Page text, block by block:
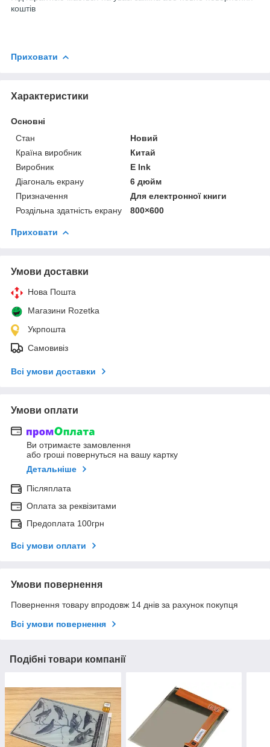
коштів
Приховати
Характеристики
Основні
Стан
Новий
Країна виробник
Китай
Виробник
E Ink
Діагональ екрану
6 дюйм
Призначення
Для електронної книги
Роздільна здатність екрану
800×600
Приховати
Умови доставки
Нова Пошта
Магазини Rozetka
Укрпошта
Самовивіз
Всі умови доставки
Умови оплати
Ви отримаєте замовлення
або гроші повернуться на вашу картку
Детальніше
Післяплата
Оплата за реквізитами
Предоплата 100грн
Всі умови оплати
Умови повернення
Повернення товару впродовж 14 днів за рахунок покупця
Всі умови повернення
Подібні товари компанії